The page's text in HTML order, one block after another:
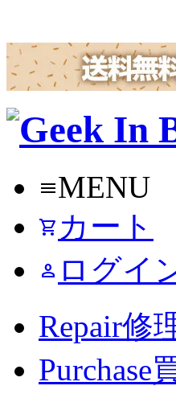
menuMENU
shopping_cart カート
person ログイ
Repair修
Purchase